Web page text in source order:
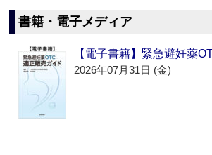
書籍・電子メディア
【電子書籍】緊急避妊薬
2026年07月31日 (金)